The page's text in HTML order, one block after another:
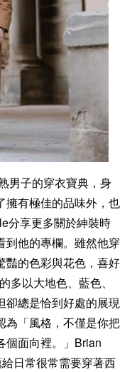
男子的穿衣寶典，身
擁有極佳的品味外，也
分享更多關於紳裝時
到他的專欄。雖然他穿
豔的色彩與花色，喜好
多以大地色、藍色、
卻總是恰到好處的展現
為「風格，不僅是你把
個面向裡。」Brian
日常很常需要穿著西